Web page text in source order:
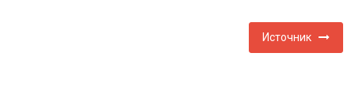
Источник